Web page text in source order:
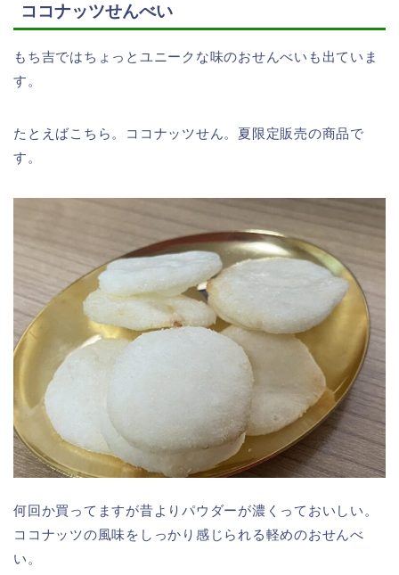
ココナッツせんべい
もち吉ではちょっとユニークな味のおせんべいも出ていま
す。
たとえばこちら。ココナッツせん。夏限定販売の商品で
す。
何回か買ってますが昔よりパウダーが濃くっておいしい。
ココナッツの風味をしっかり感じられる軽めのおせんべ
い。